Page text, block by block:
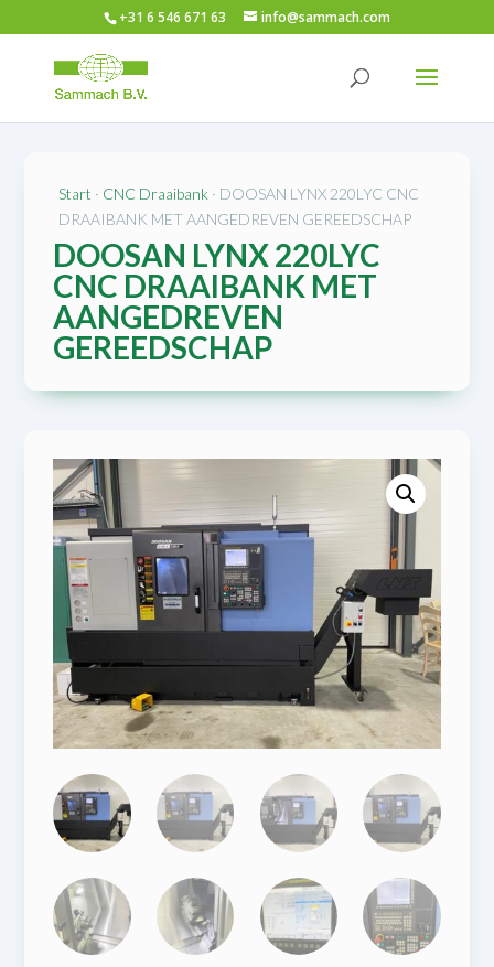
+31 6 546 671 63 info@sammach.com
SOLD/VERKOCHT
Start · CNC Draaibank · DOOSAN LYNX 220LYC CNC
DRAAIBANK MET AANGEDREVEN GEREEDSCHAP
DOOSAN LYNX 220LYC
CNC DRAAIBANK MET
AANGEDREVEN
GEREEDSCHAP